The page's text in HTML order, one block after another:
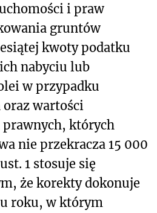
i praw
gruntów
kwoty podatku
nabyciu lub
w przypadku
oraz wartości
których
nie przekracza 15 000
1 stosuje się
że korekty dokonuje
roku, w którym